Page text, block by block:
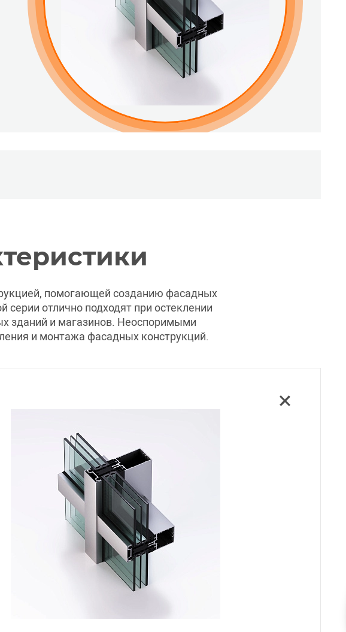
помогающей созданию фасадных
отлично подходят при остеклении
зданий и магазинов. Неоспоримыми
и монтажа фасадных конструкций.